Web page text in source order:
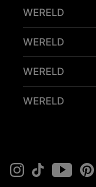
WERELD
WERELD
WERELD
WERELD